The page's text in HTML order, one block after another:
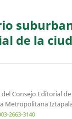
de la
Consejo Editorial
Metropolitana
2663-3140